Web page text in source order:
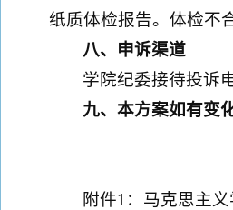
纸质体检报告。体检不
八、申诉渠道
学院纪委接待投诉
九、本方案如有变
附件1：马克思主